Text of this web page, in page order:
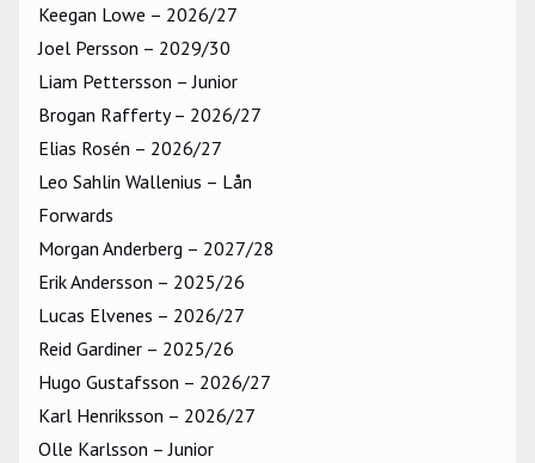
Keegan Lowe – 2026/27
Joel Persson – 2029/30
Liam Pettersson – Junior
Brogan Rafferty – 2026/27
Elias Rosén – 2026/27
Leo Sahlin Wallenius – Lån
Forwards
Morgan Anderberg – 2027/28
Erik Andersson – 2025/26
Lucas Elvenes – 2026/27
Reid Gardiner – 2025/26
Hugo Gustafsson – 2026/27
Karl Henriksson – 2026/27
Olle Karlsson – Junior